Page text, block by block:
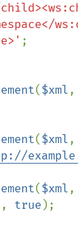
;
($xml,
($xml,
($xml,
, true );